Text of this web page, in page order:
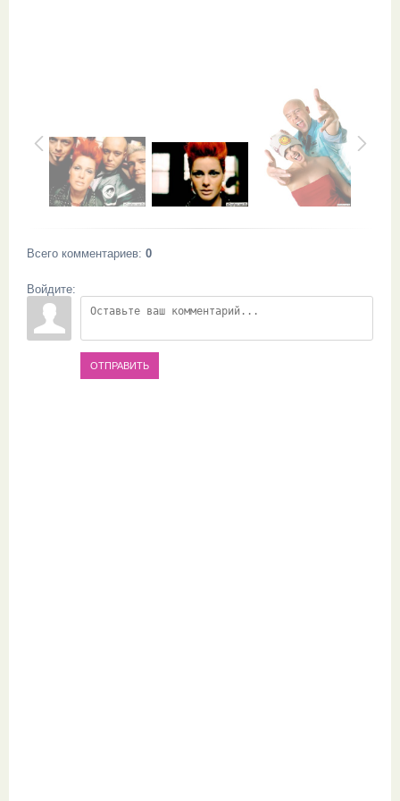
Всего комментариев: 0
Войдите:
ОТПРАВИТЬ